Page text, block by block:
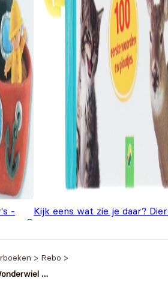
-
Kijk eens wat zie je daar?
> Rebo >
–